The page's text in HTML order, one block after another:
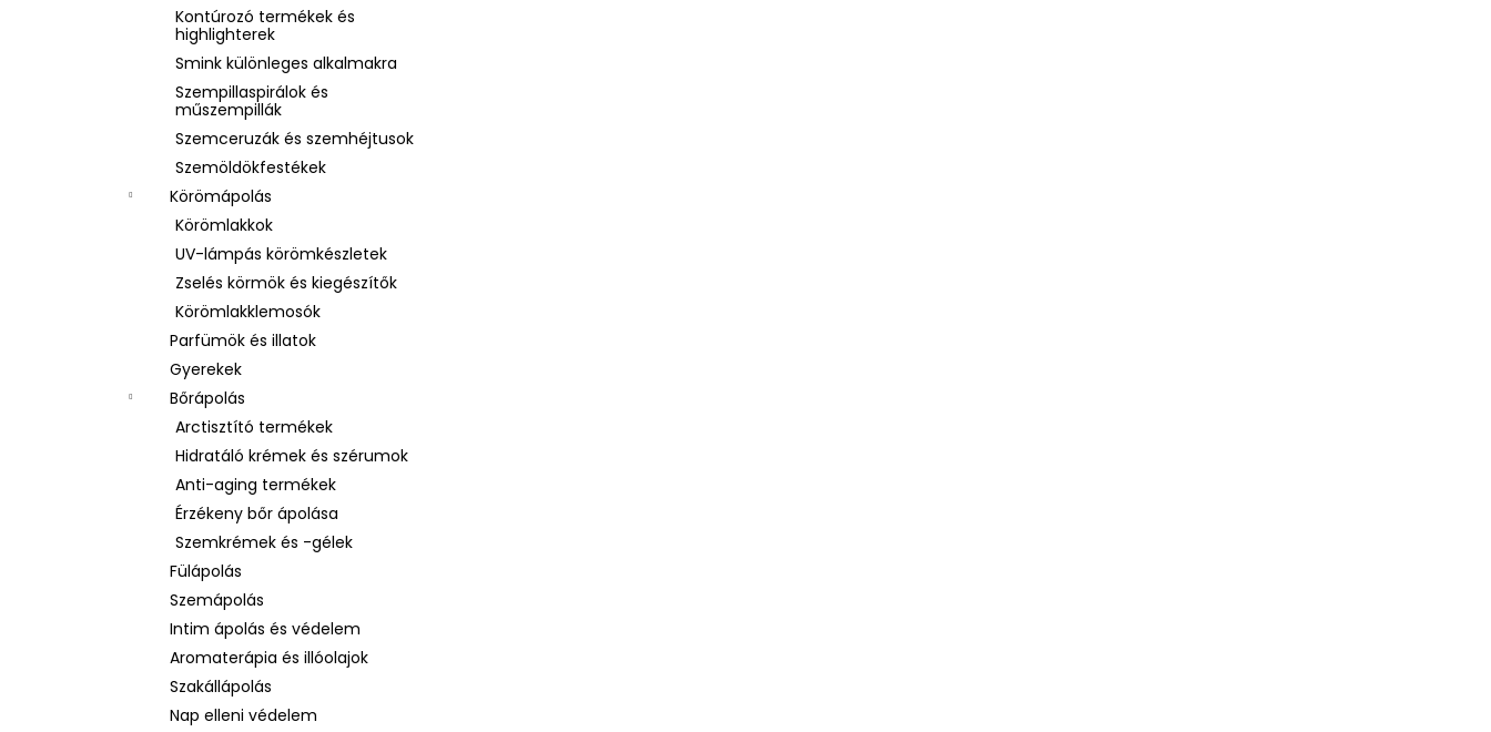
Kontúrozó termékek és
highlighterek
Smink különleges alkalmakra
Szempillaspirálok és
műszempillák
Szemceruzák és szemhéjtusok
Szemöldökfestékek
Körömápolás
Körömlakkok
UV-lámpás körömkészletek
Zselés körmök és kiegészítők
Körömlakklemosók
Parfümök és illatok
Gyerekek
Bőrápolás
Arctisztító termékek
Hidratáló krémek és szérumok
Anti-aging termékek
Érzékeny bőr ápolása
Szemkrémek és -gélek
Fülápolás
Szemápolás
Intim ápolás és védelem
Aromaterápia és illóolajok
Szakállápolás
Nap elleni védelem